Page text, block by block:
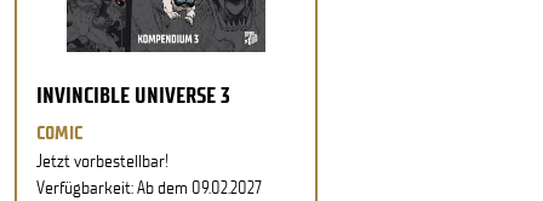
INVINCIBLE UNIVERSE 3
COMIC
Jetzt vorbestellbar!
Verfügbarkeit: Ab dem 09.02.2027